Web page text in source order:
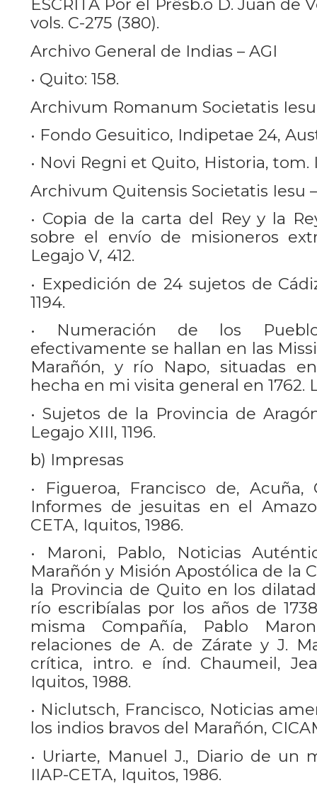
ESCRITA Por el Prêsb.o D. Juan de
vols. C-275 (380).
Archivo General de Indias – AGI
• Quito: 158.
Archivum Romanum Societatis Iesu
• Fondo Gesuitico, Indipetae 24,
• Novi Regni et Quito, Historia, tom.
Archivum Quitensis Societatis Iesu
• Copia de la carta del Rey y la
sobre el envío de misioneros
Legajo V, 412.
• Expedición de 24 sujetos de
1194.
• Numeración de los
efectivamente se hallan en las
Marañón, y río Napo, situadas
hecha en mi visita general en 1762.
• Sujetos de la Provincia de
Legajo XIII, 1196.
b) Impresas
• Figueroa, Francisco de,
Informes de jesuitas en el
CETA, Iquitos, 1986.
• Maroni, Pablo, Noticias
Marañón y Misión Apostólica de la
la Provincia de Quito en los
río escribíalas por los años de
misma Compañía, Pablo
relaciones de A. de Zárate y J.
crítica, intro. e índ. Chaumeil,
Iquitos, 1988.
• Niclutsch, Francisco, Noticias
los indios bravos del Marañón,
• Uriarte, Manuel J., Diario de un
IIAP-CETA, Iquitos, 1986.